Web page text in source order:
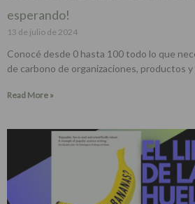
esperando!
13 de julio de 2024
Conocé desde 0 hasta 100 todo lo que
de carbono de organizaciones, productos
Read More »